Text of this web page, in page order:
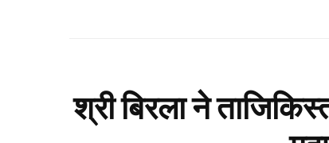
श्री बिरला ने